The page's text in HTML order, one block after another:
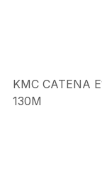
KMC CATENA
130M